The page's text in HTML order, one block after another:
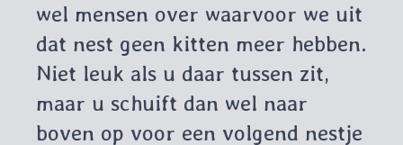
wel mensen over waarvoor we uit
dat nest geen kitten meer hebben.
Niet leuk als u daar tussen zit,
maar u schuift dan wel naar
boven op voor een volgend nestje